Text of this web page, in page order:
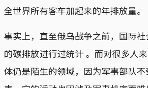
全世界所有客车加起来的年排放量。
事实上，直至俄乌战争之前，国际
的碳排放进行过统计 。而对很多人
体仍是陌生的领域，因为军事部队